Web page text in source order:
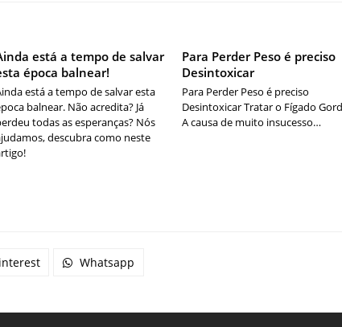
está a tempo de salvar
época balnear!
está a tempo de salvar esta
balnear. Não acredita? Já
todas as esperanças? Nós
descubra como neste
Para Perder Peso é preciso
Desintoxicar
Para Perder Peso é preciso
Desintoxicar Tratar o Fígado
A causa de muito insucesso…
Whatsapp